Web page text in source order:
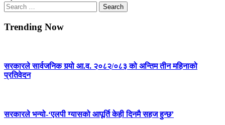
Search
for:
Trending Now
सरकारले सार्वजनिक गर्‍यो आ.व. २०८२/०८३ को अन्तिम तीन महिनाको
प्रतिवेदन
सरकारले भन्यो-‘एलपी ग्यासको आपूर्ति केही दिनमै सहज हुन्छ’